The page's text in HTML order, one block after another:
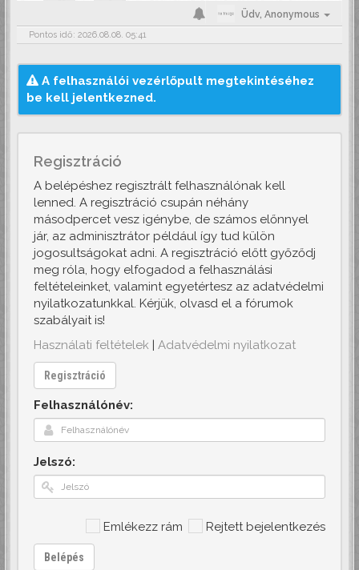
Üdv, Anonymous
Pontos idő: 2026.08.08. 05:41
A felhasználói vezérlőpult megtekintéséhez
be kell jelentkezned.
Regisztráció
A belépéshez regisztrált felhasználónak kell
lenned. A regisztráció csupán néhány
másodpercet vesz igénybe, de számos előnnyel
jár, az adminisztrátor például így tud külön
jogosultságokat adni. A regisztráció előtt győződj
meg róla, hogy elfogadod a felhasználási
feltételeinket, valamint egyetértesz az adatvédelmi
nyilatkozatunkkal. Kérjük, olvasd el a fórumok
szabályait is!
Használati feltételek | Adatvédelmi nyilatkozat
Regisztráció
Felhasználónév:
Jelszó:
Emlékezz rám Rejtett bejelentkezés
Belépés